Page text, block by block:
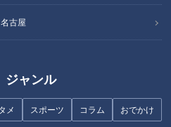
古屋
ジャンル
メ スポーツ コラム おでかけ
を始めた部員でも、全国レベルま
います。そこで今回は、その成
ング』を、筋トレマニアの野田の